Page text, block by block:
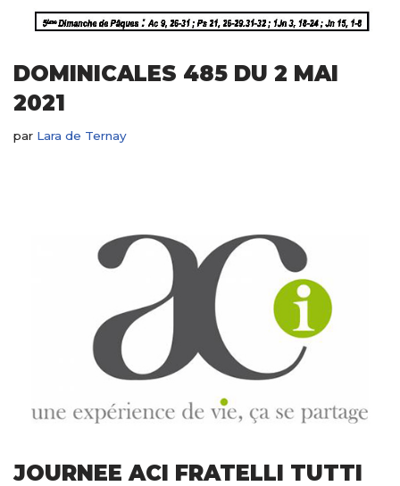
DOMINICALES 485 DU 2 MAI
2021
par Lara de Ternay
JOURNEE ACI FRATELLI TUTTI